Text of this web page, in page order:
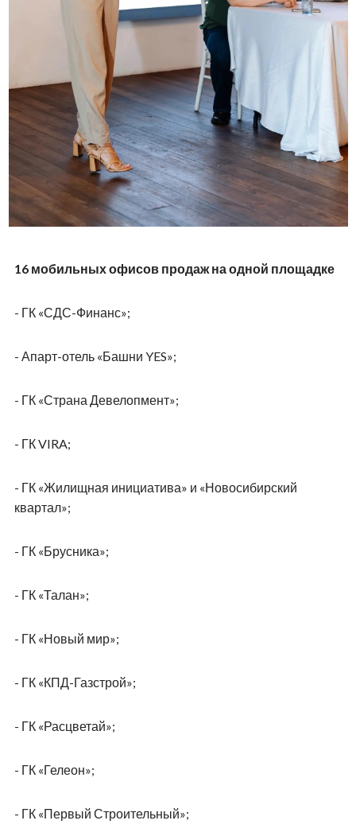
Для риелторов фестиваль стал возможностью
свежую информацию о проектах и финансовых
площадка, но и как полноценный семейный праздник.
Пока взрослые знакомились с предложениями
застройщиков и участвовали в профессиональных